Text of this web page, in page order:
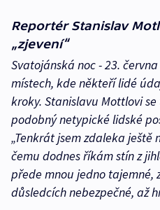
Reportér Stanislav
„zjevení“
Svatojánská noc - 23.
místech, kde někteří lidé
kroky. Stanislavu Mottlovi
podobný netypické lidské
„Tenkrát jsem zdaleka ještě
čemu dodnes říkám stín z
přede mnou jedno tajemné,
důsledcích nebezpečné, až